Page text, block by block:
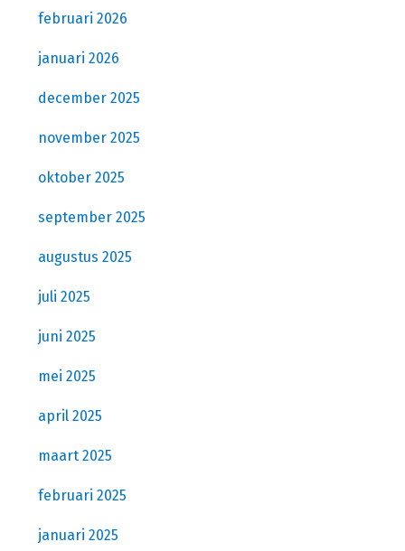
februari 2026
januari 2026
december 2025
november 2025
oktober 2025
september 2025
augustus 2025
juli 2025
juni 2025
mei 2025
april 2025
maart 2025
februari 2025
januari 2025